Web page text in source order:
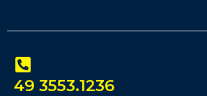
49 3553.1236